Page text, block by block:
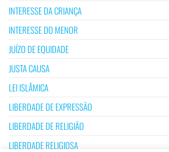
INTERESSE DA CRIANÇA
INTERESSE DO MENOR
JUÍZO DE EQUIDADE
JUSTA CAUSA
LEI ISLÂMICA
LIBERDADE DE EXPRESSÃO
LIBERDADE DE RELIGIÃO
LIBERDADE RELIGIOSA